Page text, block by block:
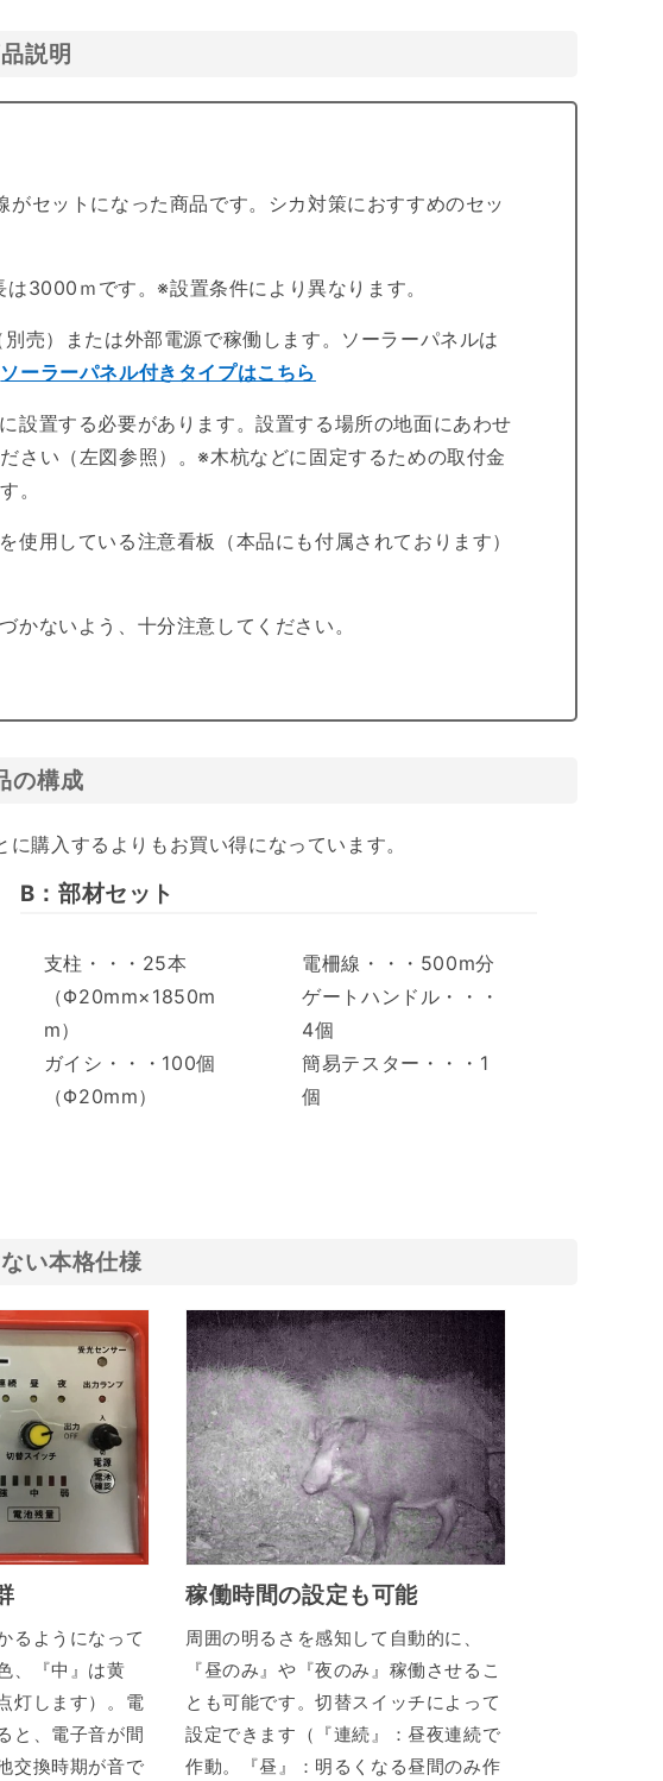
対
策
策
説明
セットになった商品です。シカ対策におすすめのセッ
3000ｍです。※設置条件により異なります。
売）または外部電源で稼働します。ソーラーパネルは
ソーラーパネル付きタイプはこちら
設置する必要があります。設置する場所の地面にあわせ
さい（左図参照）。※木杭などに固定するための取付金
。
使用している注意看板（本品にも付属されております）
かないよう、十分注意してください。
の構成
購入するよりもお買い得になっています。
B：部材セット
支柱・・・25本
（Φ20mm×1850m
m）
ガイシ・・・100個
（Φ20mm）
電柵線・・・500m分
ゲートハンドル・・・
4個
簡易テスター・・・1
個
い本格仕様
るようになって
、『中』は黄
灯します）。電
と、電子音が間
交換時期が音で
稼働時間の設定も可能
周囲の明るさを感知して自動的に、
『昼のみ』や『夜のみ』稼働させるこ
とも可能です。切替スイッチによって
設定できます（『連続』：昼夜連続で
作動。『昼』：明るくなる昼間のみ作